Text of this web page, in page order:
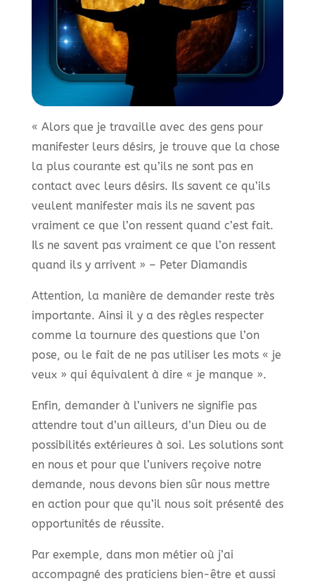
« Alors que je travaille avec des gens pour
manifester leurs désirs, je trouve que la chose
la plus courante est qu’ils ne sont pas en
contact avec leurs désirs. Ils savent ce qu’ils
veulent manifester mais ils ne savent pas
vraiment ce que l’on ressent quand c’est fait.
Ils ne savent pas vraiment ce que l’on ressent
quand ils y arrivent » – Peter Diamandis
Attention, la manière de demander reste très
importante. Ainsi il y a des règles respecter
comme la tournure des questions que l’on
pose, ou le fait de ne pas utiliser les mots « je
veux » qui équivalent à dire « je manque ».
Enfin, demander à l’univers ne signifie pas
attendre tout d’un ailleurs, d’un Dieu ou de
possibilités extérieures à soi. Les solutions sont
en nous et pour que l’univers reçoive notre
demande, nous devons bien sûr nous mettre
en action pour que qu’il nous soit présenté des
opportunités de réussite.
Par exemple, dans mon métier où j’ai
accompagné des praticiens bien-être et aussi